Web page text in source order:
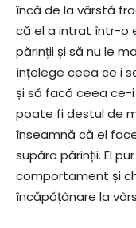
încă de la vârstă
că el a intrat într-o
părinții și să nu le
înțelege ceea ce i
și să facă ceea ce-
poate fi destul de
înseamnă că el
supăra părinții. El
comportament și
încăpățânare la